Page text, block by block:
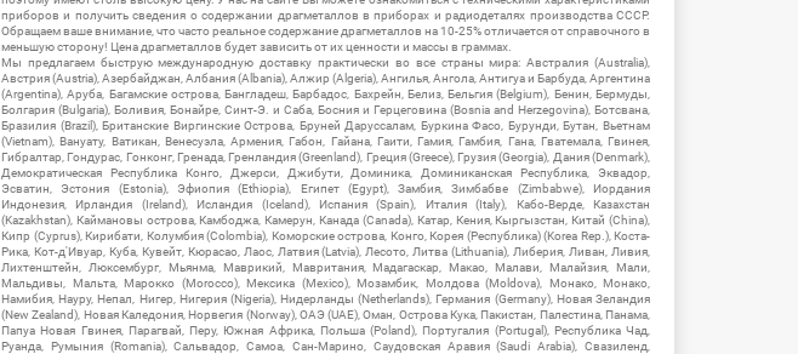
приборов и получить сведения о содержании драгметаллов в приборах и радиодеталях производства СССР.
Обращаем ваше внимание, что часто реальное содержание драгметаллов на 10-25% отличается от справочного в
меньшую сторону! Цена драгметаллов будет зависить от их ценности и массы в граммах.
Мы предлагаем быструю международную доставку практически во все страны мира: Австралия (Australia),
Австрия (Austria), Азербайджан, Албания (Albania), Алжир (Algeria), Ангилья, Ангола, Антигуа и Барбуда, Аргентина
(Argentina), Аруба, Багамские острова, Бангладеш, Барбадос, Бахрейн, Белиз, Бельгия (Belgium), Бенин, Бермуды,
Болгария (Bulgaria), Боливия, Бонайре, Синт-Э. и Саба, Босния и Герцеговина (Bosnia and Herzegovina), Ботсвана,
Бразилия (Brazil), Британские Виргинские Острова, Бруней Даруссалам, Буркина Фасо, Бурунди, Бутан, Вьетнам
(Vietnam), Вануату, Ватикан, Венесуэла, Армения, Габон, Гайана, Гаити, Гамия, Гамбия, Гана, Гватемала, Гвинея,
Гибралтар, Гондурас, Гонконг, Гренада, Гренландия (Greenland), Греция (Greece), Грузия (Georgia), Дания (Denmark),
Демократическая Республика Конго, Джерси, Джибути, Доминика, Доминиканская Республика, Эквадор,
Эсватин, Эстония (Estonia), Эфиопия (Ethiopia), Египет (Egypt), Замбия, Зимбабве (Zimbabwe), Иордания
Индонезия, Ирландия (Ireland), Исландия (Iceland), Испания (Spain), Италия (Italy), Кабо-Верде, Казахстан
(Kazakhstan), Каймановы острова, Камбоджа, Камерун, Канада (Canada), Катар, Кения, Кыргызстан, Китай (China),
Кипр (Cyprus), Кирибати, Колумбия (Colombia), Коморские острова, Конго, Корея (Республика) (Korea Rep.), Коста-
Рика, Кот-д'Ивуар, Куба, Кувейт, Кюрасао, Лаос, Латвия (Latvia), Лесото, Литва (Lithuania), Либерия, Ливан, Ливия,
Лихтенштейн, Люксембург, Мьянма, Маврикий, Мавритания, Мадагаскар, Макао, Малави, Малайзия, Мали,
Мальдивы, Мальта, Марокко (Morocco), Мексика (Mexico), Мозамбик, Молдова (Moldova), Монако, Монако,
Намибия, Науру, Непал, Нигер, Нигерия (Nigeria), Нидерланды (Netherlands), Германия (Germany), Новая Зеландия
(New Zealand), Новая Каледония, Норвегия (Norway), ОАЭ (UAE), Оман, Острова Кука, Пакистан, Палестина, Панама,
Папуа Новая Гвинея, Парагвай, Перу, Южная Африка, Польша (Poland), Португалия (Portugal), Республика Чад,
Руанда, Румыния (Romania), Сальвадор, Самоа, Сан-Марино, Саудовская Аравия (Saudi Arabia), Свазиленд,